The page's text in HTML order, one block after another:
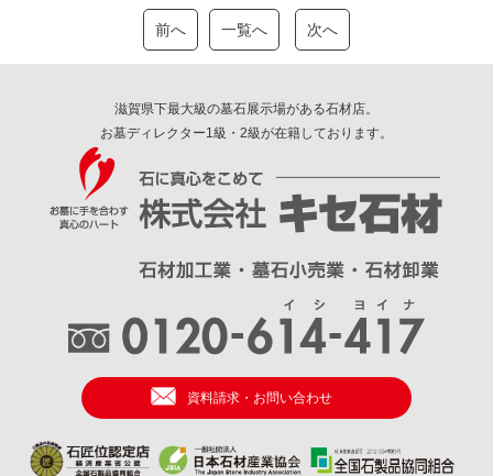
前へ 一覧へ 次へ
滋賀県下最大級の墓石展示場がある石材店。
お墓ディレクター1級・2級が在籍しております。
資料請求・お問い合わせ